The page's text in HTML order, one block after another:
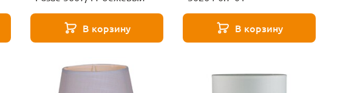
В корзину В корзину